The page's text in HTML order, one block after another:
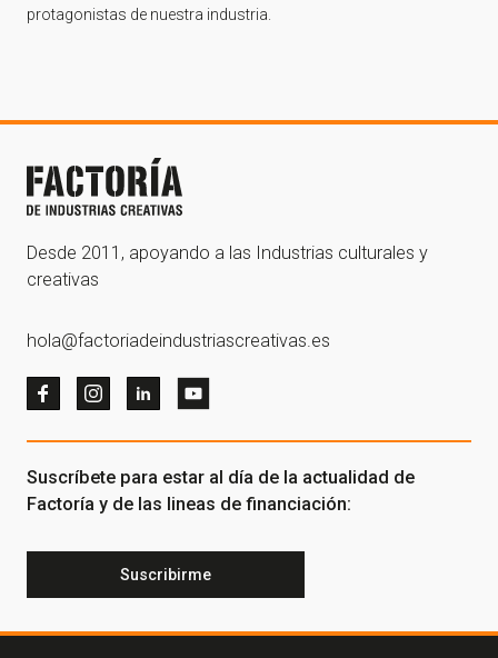
protagonistas de nuestra industria.
Desde 2011, apoyando a las Industrias culturales y
creativas
hola@factoriadeindustriascreativas.es
Suscríbete para estar al día de la actualidad de
Factoría y de las lineas de financiación:
Suscribirme